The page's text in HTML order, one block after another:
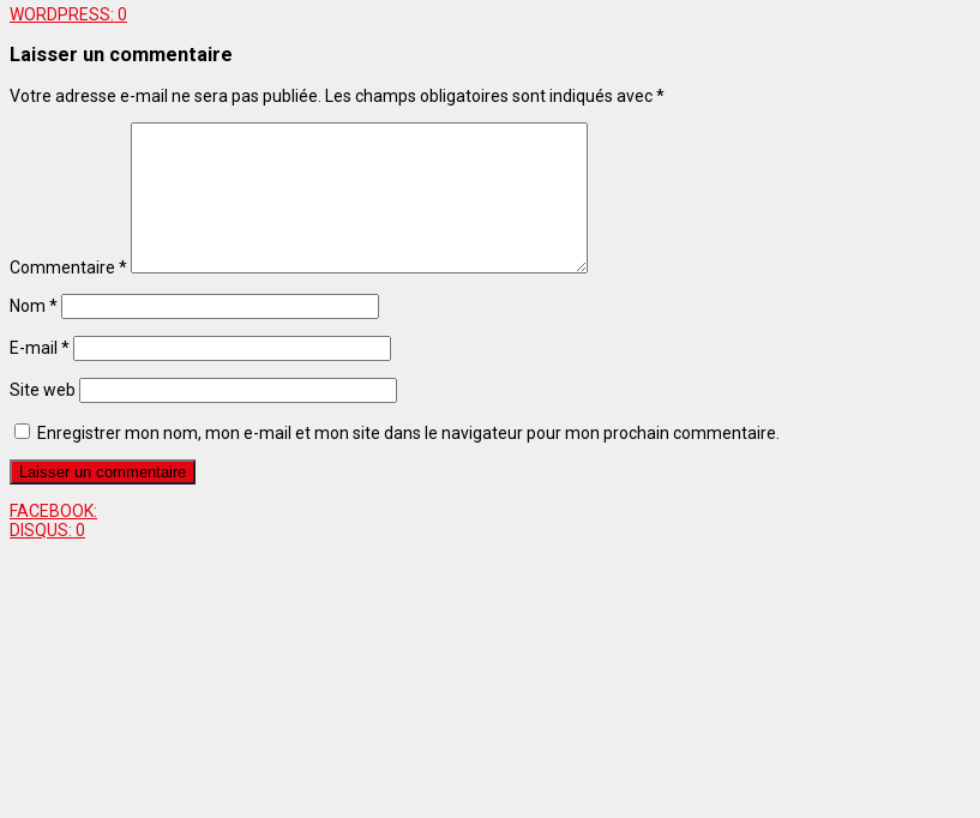
WORDPRESS: 0
Laisser un commentaire
Votre adresse e-mail ne sera pas publiée. Les champs obligatoires sont indiqués avec*
Commentaire *
Nom *
E-mail *
Site web
Enregistrer mon nom, mon e-mail et mon site dans le navigateur pour mon prochain commentaire.
FACEBOOK:
DISQUS: 0